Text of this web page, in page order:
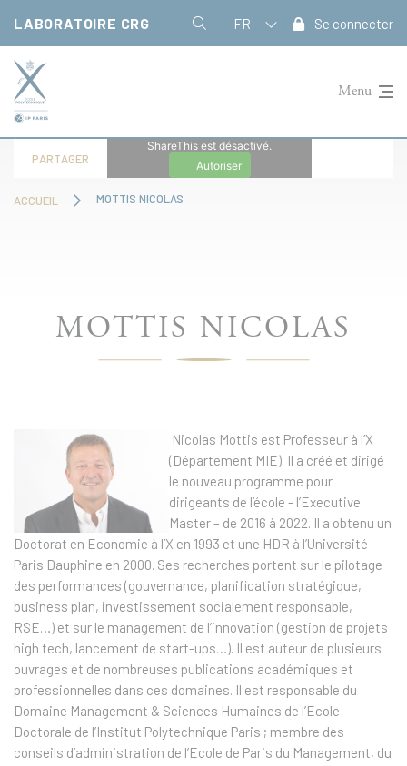
LABORATOIRE CRG FR Se connecter
Menu
ACCUEIL MOTTIS NICOLAS
PARTAGER
ShareThis est désactivé.
Autoriser
MOTTIS NICOLAS
Nicolas Mottis est Professeur à l’X
(Département MIE). Il a créé et dirigé
le nouveau programme pour
dirigeants de l’école - l’Executive
Master – de 2016 à 2022. Il a obtenu un
Doctorat en Economie à l’X en 1993 et une HDR à l’Université
Paris Dauphine en 2000. Ses recherches portent sur le pilotage
des performances (gouvernance, planification stratégique,
business plan, investissement socialement responsable,
RSE…) et sur le management de l’innovation (gestion de projets
high tech, lancement de start-ups…). Il est auteur de plusieurs
ouvrages et de nombreuses publications académiques et
professionnelles dans ces domaines. Il est responsable du
Domaine Management & Sciences Humaines de l’Ecole
Doctorale de l’Institut Polytechnique Paris ; membre des
conseils d’administration de l’Ecole de Paris du Management, du